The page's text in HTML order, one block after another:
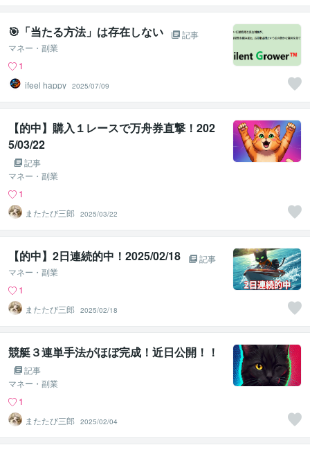
🎯「当たる方法」は存在しない
記事
マネー・副業
1
ifeel happy 2025/07/09
【的中】購入１レースで万舟券直撃！202
5/03/22
記事
マネー・副業
1
またたび三郎
2025/03/22
【的中】2日連続的中！2025/02/18
記事
マネー・副業
1
またたび三郎
2025/02/18
競艇３連単手法がほぼ完成！近日公開！！
記事
マネー・副業
1
またたび三郎
2025/02/04